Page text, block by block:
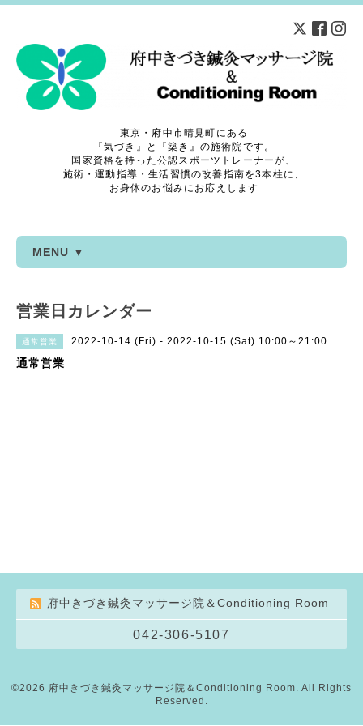
東京・府中市晴見町にある
『気づき』と『築き』の施術院です。
国家資格を持った公認スポーツトレーナーが、
施術・運動指導・生活習慣の改善指南を3本柱に、
お身体のお悩みにお応えします
MENU ▼
営業日カレンダー
通常営業 2022-10-14 (Fri) - 2022-10-15 (Sat) 10:00～21:00
通常営業
府中きづき鍼灸マッサージ院＆Conditioning Room
042-306-5107
©2026 府中きづき鍼灸マッサージ院＆Conditioning Room . All Rights
Reserved.